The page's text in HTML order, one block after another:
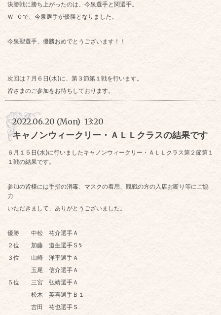
決勝戦に勝ち上がったのは、今泉選手と関選手。
Ｗ-０で、今泉選手が優勝となりました。
今泉聖選手、優勝おめでとうございます！！
次回は７月６日(水)に、第３節第１戦を行います。
皆さまのご参加をお待ちしております。
2022.06.20 (Mon) 13:20
キャノンウィークリー・ＡＬＬクラスの結果です
６月１５日(水)に行いましたキャノンウィークリー・ＡＬＬクラス第２節第１
１戦の結果です。
参加の皆様には手指の消毒、マスクの着用、観戦の方の入店お断り等にご協
力
いただきまして、ありがとうございました。
優勝 中松 祐介選手Ａ
２位 加藤 道生選手Ｓ5
３位 山崎 洋平選手Ａ
玉尾 信介選手Ａ
５位 三宮 弘靖選手Ａ
松木 英喜選手Ｂ１
吉田 祐也選手Ｓ